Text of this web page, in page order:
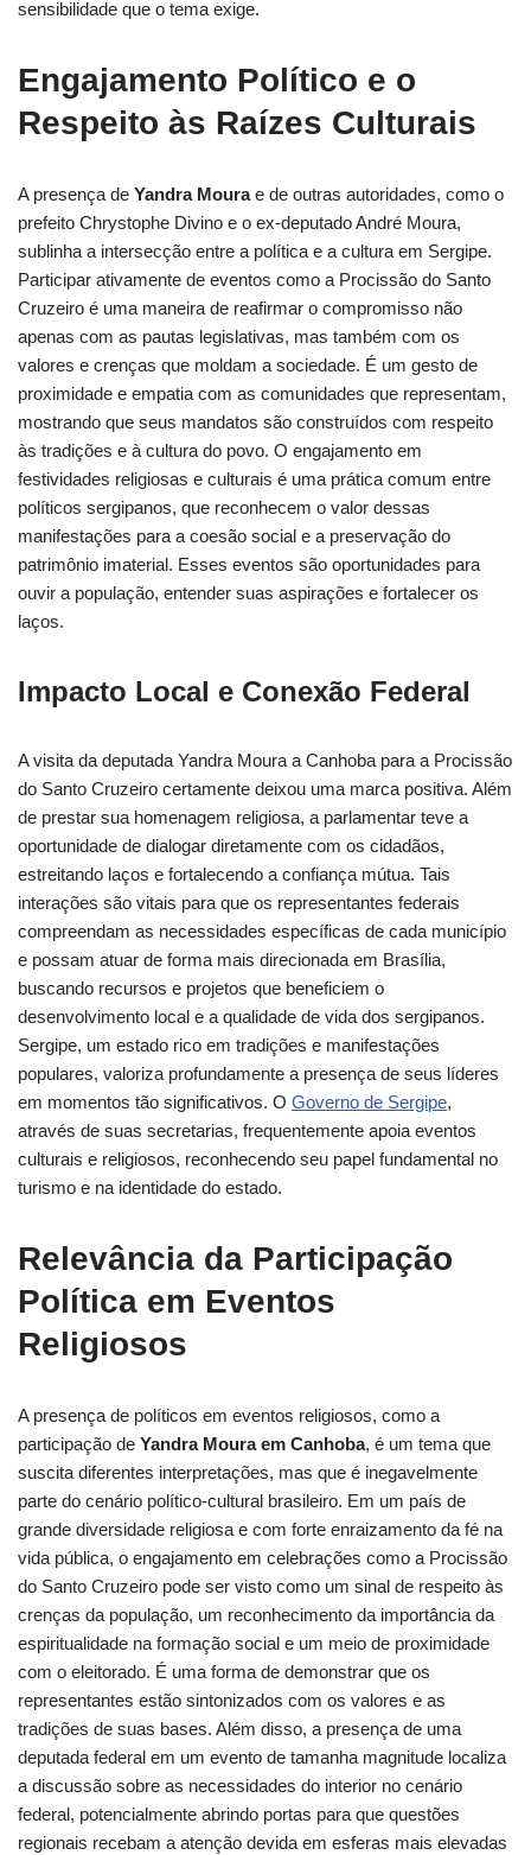
sensibilidade que o tema exige.
Engajamento Político e o
Respeito às Raízes Culturais
A presença de Yandra Mourae de outras autoridades, como o
prefeito Chrystophe Divino e o ex-deputado André Moura,
sublinha a intersecção entre a política e a cultura em Sergipe.
Participar ativamente de eventos como a Procissão do Santo
Cruzeiro é uma maneira de reafirmar o compromisso não
apenas com as pautas legislativas, mas também com os
valores e crenças que moldam a sociedade. É um gesto de
proximidade e empatia com as comunidades que representam,
mostrando que seus mandatos são construídos com respeito
às tradições e à cultura do povo. O engajamento em
festividades religiosas e culturais é uma prática comum entre
políticos sergipanos, que reconhecem o valor dessas
manifestações para a coesão social e a preservação do
patrimônio imaterial. Esses eventos são oportunidades para
ouvir a população, entender suas aspirações e fortalecer os
laços.
Impacto Local e Conexão Federal
A visita da deputada Yandra Moura a Canhoba para a Procissão
do Santo Cruzeiro certamente deixou uma marca positiva. Além
de prestar sua homenagem religiosa, a parlamentar teve a
oportunidade de dialogar diretamente com os cidadãos,
estreitando laços e fortalecendo a confiança mútua. Tais
interações são vitais para que os representantes federais
compreendam as necessidades específicas de cada município
e possam atuar de forma mais direcionada em Brasília,
buscando recursos e projetos que beneficiem o
desenvolvimento local e a qualidade de vida dos sergipanos.
Sergipe, um estado rico em tradições e manifestações
populares, valoriza profundamente a presença de seus líderes
em momentos tão significativos. O Governo de Sergipe,
através de suas secretarias, frequentemente apoia eventos
culturais e religiosos, reconhecendo seu papel fundamental no
turismo e na identidade do estado.
Relevância da Participação
Política em Eventos
Religiosos
A presença de políticos em eventos religiosos, como a
participação de Yandra Moura em Canhoba, é um tema que
suscita diferentes interpretações, mas que é inegavelmente
parte do cenário político-cultural brasileiro. Em um país de
grande diversidade religiosa e com forte enraizamento da fé na
vida pública, o engajamento em celebrações como a Procissão
do Santo Cruzeiro pode ser visto como um sinal de respeito às
crenças da população, um reconhecimento da importância da
espiritualidade na formação social e um meio de proximidade
com o eleitorado. É uma forma de demonstrar que os
representantes estão sintonizados com os valores e as
tradições de suas bases. Além disso, a presença de uma
deputada federal em um evento de tamanha magnitude localiza
a discussão sobre as necessidades do interior no cenário
federal, potencialmente abrindo portas para que questões
regionais recebam a atenção devida em esferas mais elevadas